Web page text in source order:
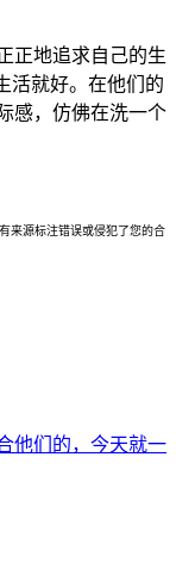
正地追求自己的生
活就好。在他们的
感，仿佛在洗一个
来源标注错误或侵犯了您的合
他们的，今天就一